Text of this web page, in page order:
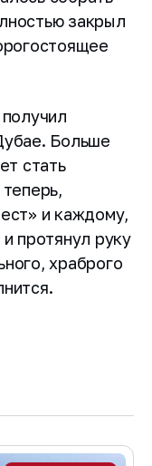
закрыл
Больше
стать
и каждому,
протянул руку
храброго